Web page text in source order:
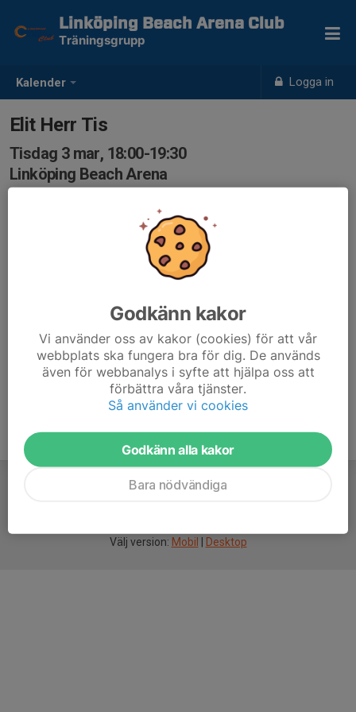
Kalender Logga in
Linköping Beach Arena Club
Träningsgrupp
Elit Herr Tis
Tisdag 3 mar, 18:00-19:30
Linköping Beach Arena
Välj version: Mobil Desktop
Godkänn kakor
Vi använder oss av kakor (cookies) för att vår
webbplats ska fungera bra för dig. De används
även för webbanalys i syfte att hjälpa oss att
förbättra våra tjänster.
Så använder vi cookies
Godkänn alla kakor
Bara nödvändiga